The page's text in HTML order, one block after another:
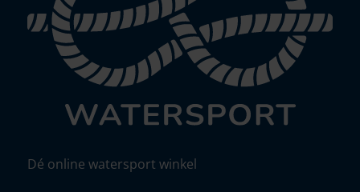
Dé online watersport winkel